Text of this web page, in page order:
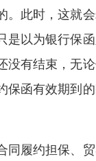
此时，这就
以为银行保
有结束，无
函有效期到
履约担保、